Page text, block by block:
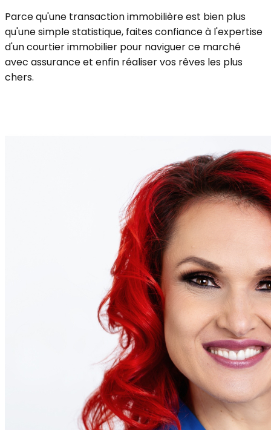
Parce qu'une transaction immobilière est bien plus
qu'une simple statistique, faites confiance à l'expertise
d'un courtier immobilier pour naviguer ce marché
avec assurance et enfin réaliser vos rêves les plus
chers.